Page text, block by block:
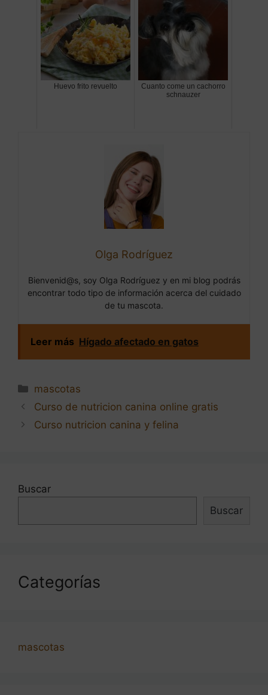
Huevo frito revuelto
Cuanto come un cachorro
schnauzer
Olga Rodríguez
Bienvenid@s, soy Olga Rodríguez y en mi blog podrás
encontrar todo tipo de información acerca del cuidado
de tu mascota.
Leer más Hígado afectado en gatos
Categorías
mascotas
Navegación
de
Curso de nutricion canina online gratis
Curso nutricion canina y felina
Buscar
Buscar
Categorías
mascotas